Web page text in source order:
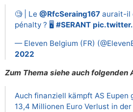
🧐 | Le @RfcSeraing167 aurait-il
pénalty ? 🖥️ #SERANT
— Eleven Belgium (FR)
2022
Zum Thema siehe auch folgenden
Auch finanziell kämpft AS Eupen
13,4 Millionen Euro Verlust in